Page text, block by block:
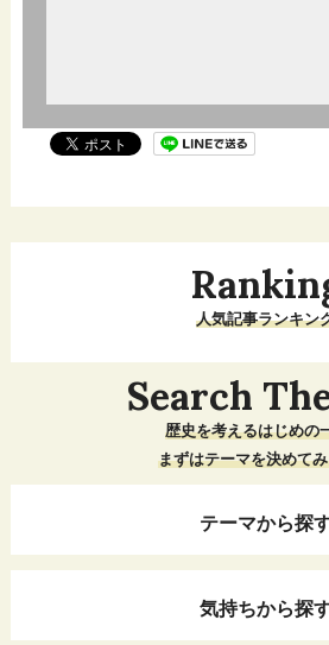
人気記事ランキン
Search
歴史を考えるはじめの
まずはテーマを決めて
テーマから探
気持ちから探